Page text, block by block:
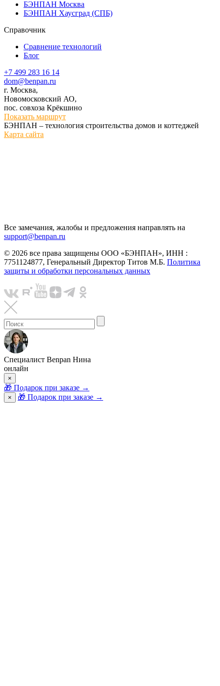
БЭНПАН Москва
БЭНПАН Хаусград (СПБ)
Справочник
Сравнение технологий
Блог
+7 499 283 16 14
dom@benpan.ru
г. Москва,
Новомосковский АО,
пос. совхоза Крёкшино
Показать маршрут
БЭНПАН – технология строительства домов и коттеджей
Карта сайта
Все замечания, жалобы и предложения направлять на
support@benpan.ru
© 2026 все права защищены ООО «БЭНПАН», ИНН :
7751124877, Генеральный Директор Титов М.Б. Политика
защиты и обработки персональных данных
Специалист Benpan Нина
онлайн
×
🎁 Подарок при заказе →
× 🎁 Подарок при заказе →